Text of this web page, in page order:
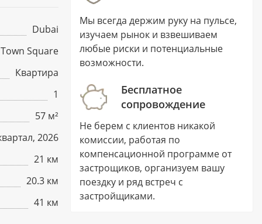
Dubai
Town Square
Квартира
1
57 м²
2026
21 км
20.3 км
41 км
Мы всегда держим руку на пульсе,
изучаем рынок и взвешиваем
любые риски и потенциальные
возможности.
Бесплатное
сопровождение
Не берем с клиентов никакой
комиссии, работая по
компенсационной программе от
застрощиков, организуем вашу
поездку и ряд встреч с
застройщиками.